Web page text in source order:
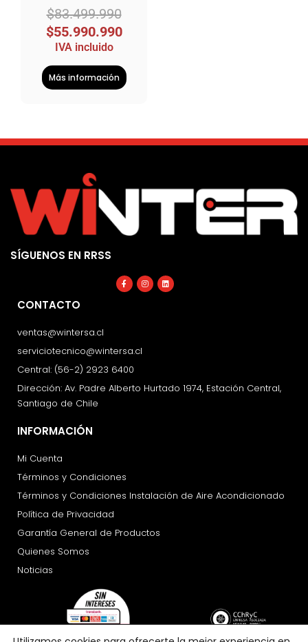
$83.499.990
$55.990.990
IVA incluido
Más información
SÍGUENOS EN RRSS
Facebook-
f
Instagram
Linkedin
CONTACTO
ventas@wintersa.cl
serviciotecnico@wintersa.cl
Central: (56-2) 2923 6400
Dirección: Av. Padre Alberto Hurtado 1974, Estación Central,
Santiago de Chile
INFORMACIÓN
Mi Cuenta
Términos y Condiciones
Términos y Condiciones Instalación de Aire Acondicionado
Política de Privacidad
Garantía General de Productos
Quienes Somos
Noticias